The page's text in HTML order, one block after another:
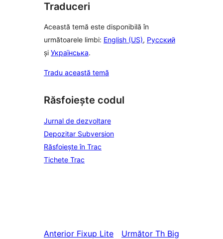
Traduceri
Această temă este disponibilă în
următoarele limbi: English (US), Русский
și Українська.
Tradu această temă
Răsfoiește codul
Jurnal de dezvoltare
Depozitar Subversion
Răsfoiește în Trac
Tichete Trac
Anterior Fixup Lite Următor Th Big